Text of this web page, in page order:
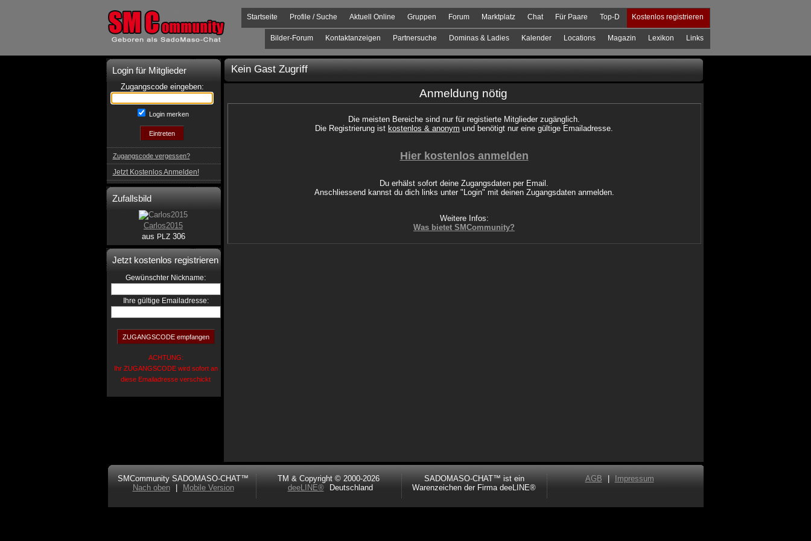
Kostenlos registrieren
Top-D
Für Paare
Chat
Marktplatz
Forum
Gruppen
Aktuell Online
Profile / Suche
Startseite
Links
Lexikon
Magazin
Locations
Kalender
Dominas & Ladies
Partnersuche
Kontaktanzeigen
Bilder-Forum
Login für Mitglieder
Zugangscode eingeben:
Login merken
Zugangscode vergessen?
Jetzt Kostenlos Anmelden!
Zufallsbild
Carlos2015
aus PLZ306
Jetzt kostenlos registrieren
Gewünschter Nickname:
Ihre gültige Emailadresse:
ACHTUNG:
Ihr ZUGANGSCODE wird sofort an
diese Emailadresse verschickt
Kein Gast Zugriff
Anmeldung nötig
Die meisten Bereiche sind nur für registierte Mitglieder zugänglich.
Die Registrierung ist kostenlos & anonym und benötigt nur eine gültige Emailadresse.
Hier kostenlos anmelden
Du erhälst sofort deine Zugangsdaten per Email.
Anschliessend kannst du dich links unter "Login" mit deinen Zugangsdaten anmelden.
Weitere Infos:
Was bietet SMCommunity?
SMCommunity SADOMASO-CHAT™
Nach oben
Mobile Version
TM & Copyright © 2000-2026
deeLINE®
Deutschland
SADOMASO-CHAT™ ist ein
Warenzeichen der Firma deeLINE®
AGB Impressum